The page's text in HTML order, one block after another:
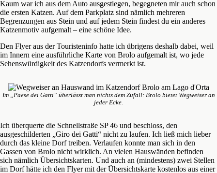
Kaum war ich aus dem Auto ausgestiegen, begegneten mir auch schon
die ersten Katzen. Auf dem Parkplatz sind nämlich mehreren
Begrenzungen aus Stein und auf jedem Stein findest du ein anderes
Katzenmotiv aufgemalt – eine schöne Idee.
Den Flyer aus der Touristeninfo hatte ich übrigens deshalb dabei, weil
im Innern eine ausführliche Karte von Brolo aufgemalt ist, wo jede
Sehenswürdigkeit des Katzendorfs vermerkt ist.
Im „Paese dei Gatti“ überlässt man nichts dem Zufall: Brolo bietet Wegweiser an
jeder Ecke.
Ich überquerte die Schnellstraße SP 46 und beschloss, den
ausgeschilderten „Giro dei Gatti“ nicht zu laufen. Ich ließ mich lieber
durch das kleine Dorf treiben. Verlaufen konnte man sich in den
Gassen von Brolo nicht wirklich. An vielen Hauswänden befinden
sich nämlich Übersichtskarten. Und auch an (mindestens) zwei Stellen
im Dorf hätte ich den Flyer mit der Übersichtskarte kostenlos aus einer